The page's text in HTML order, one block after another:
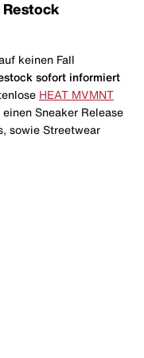
Restock
keinen Fall
sofort informiert
HEAT MVMNT
Sneaker Release
sowie Streetwear